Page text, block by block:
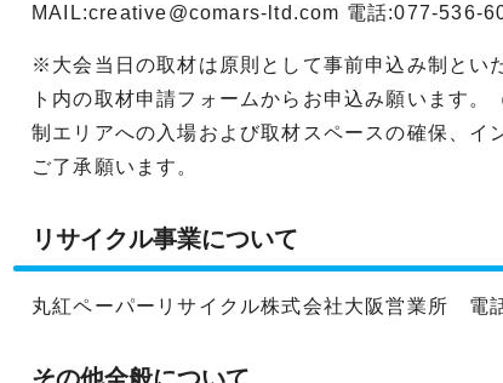
MAIL:creative@comars-ltd.com 電話:077-536-
※大会当日の取材は原則として事前申込み制とい
ト内の取材申請フォームからお申込み願います
制エリアへの入場および取材スペースの確保、イ
ご了承願います。
リサイクル事業について
丸紅ペーパーリサイクル株式会社大阪営業所 電